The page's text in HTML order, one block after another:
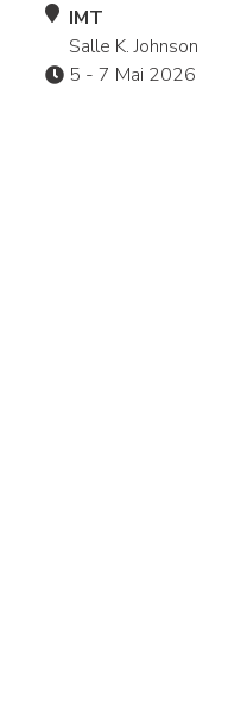
IMT
Salle K. Johnson
5 - 7 Mai 2026